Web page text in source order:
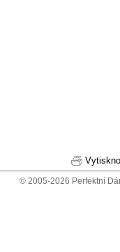
© 2005-2026 Perfektní